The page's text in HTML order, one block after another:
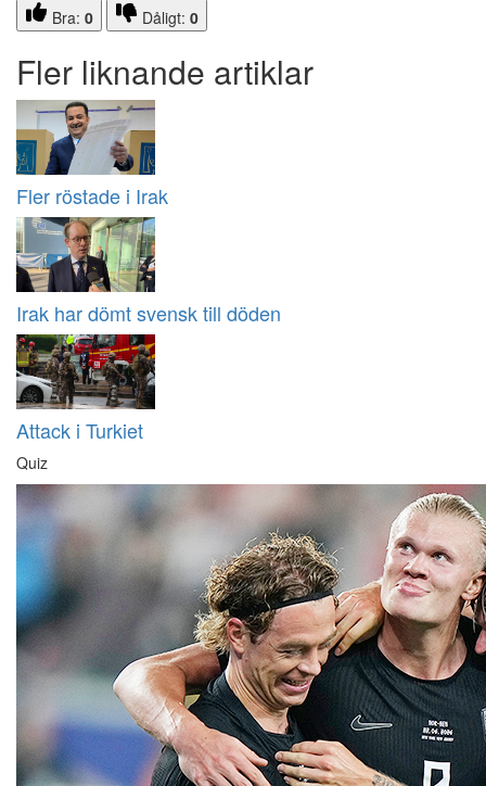
Bra: 0 Dåligt: 0
Fler liknande artiklar
Fler röstade i Irak
Irak har dömt svensk till döden
Attack i Turkiet
Quiz